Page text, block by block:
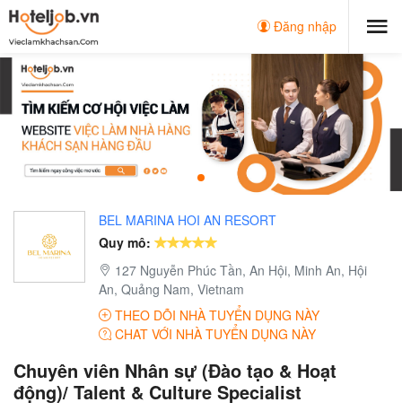
Đăng nhập
BEL MARINA HOI AN RESORT
Quy mô:
127 Nguyễn Phúc Tần, An Hội, Minh An, Hội
An, Quảng Nam, Vietnam
THEO DÕI NHÀ TUYỂN DỤNG NÀY
CHAT VỚI NHÀ TUYỂN DỤNG NÀY
Chuyên viên Nhân sự (Đào tạo & Hoạt
động)/ Talent & Culture Specialist